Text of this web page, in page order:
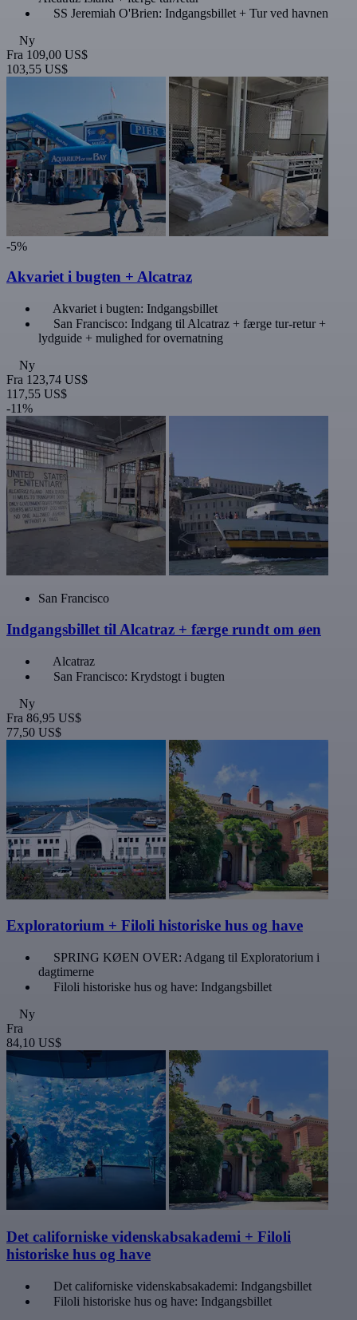
SS Jeremiah O'Brien: Indgangsbillet + Tur ved havnen
Ny
Fra 109,00 US$
103,55 US$
-5%
Akvariet i bugten + Alcatraz
Akvariet i bugten: Indgangsbillet
San Francisco: Indgang til Alcatraz + færge tur-retur +
lydguide + mulighed for overnatning
Ny
Fra 123,74 US$
117,55 US$
-11%
San Francisco
Indgangsbillet til Alcatraz + færge rundt om øen
Alcatraz
San Francisco: Krydstogt i bugten
Ny
Fra 86,95 US$
77,50 US$
Exploratorium + Filoli historiske hus og have
SPRING KØEN OVER: Adgang til Exploratorium i
dagtimerne
Filoli historiske hus og have: Indgangsbillet
Ny
Fra
84,10 US$
Det californiske videnskabsakademi + Filoli
historiske hus og have
Det californiske videnskabsakademi: Indgangsbillet
Filoli historiske hus og have: Indgangsbillet